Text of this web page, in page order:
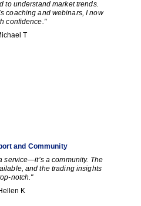
to understand market trends.
coaching and webinars, I now
confidence."
T
and Community
service—it’s a community. The
and the trading insights
notch."
K